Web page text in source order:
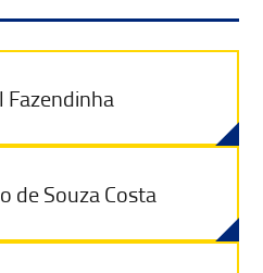
Fazendinha
de Souza Costa